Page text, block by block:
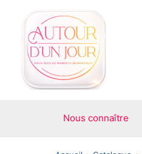
contenu
Nous connaître